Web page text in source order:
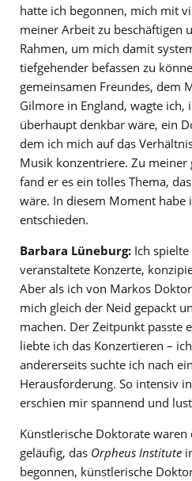
hatte ich begonnen, mich mit
meiner Arbeit zu beschäftigen
Rahmen, um mich damit
tiefgehender befassen zu
gemeinsamen Freundes, dem
Gilmore in England, wagte ich,
überhaupt denkbar wäre, ein
dem ich mich auf das
Musik konzentriere. Zu meiner
fand er es ein tolles Thema,
wäre. In diesem Moment
entschieden.
Barbara Lüneburg: Ich
veranstaltete Konzerte,
Aber als ich von Markos
mich gleich der Neid gepackt
machen. Der Zeitpunkt passte
liebte ich das Konzertieren­ –
andererseits suchte ich nach
Herausforderung. So intensiv
erschien mir spannend und
Künstlerische Doktorate
geläufig, das Orpheus Institute
begonnen, künstlerische